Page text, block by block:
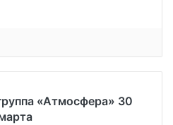
«Атмосфера» 30